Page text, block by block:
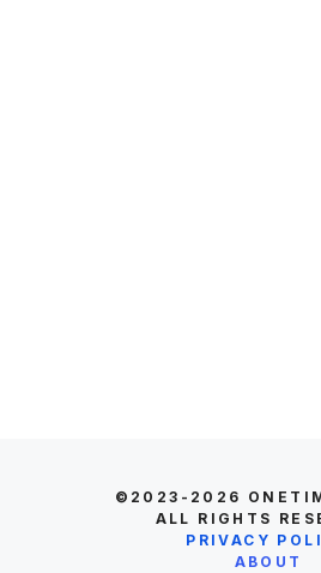
©2023-2026
ALL RIGHTS
PRIVACY
ABOUT